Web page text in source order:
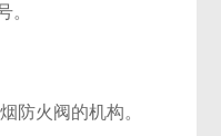
号。
防火阀的机构。